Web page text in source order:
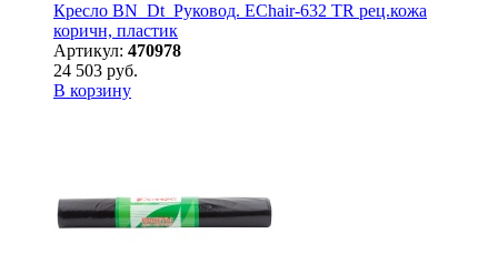
Кресло BN_Dt_Руковод. EChair-632 TR рец.кожа
коричн, пластик
Артикул: 470978
24 503 руб.
В корзину